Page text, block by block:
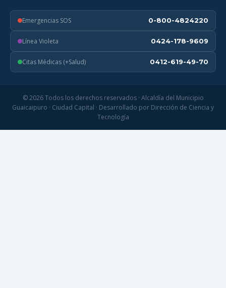
Emergencias SOS 0-800-4824220
Línea Violeta 0424-178-9609
Citas Médicas (+Salud) 0412-619-49-70
© 2026 Todos los derechos reservados · Alcaldía del Municipio
Guaicaipuro · Ciudad Capital · Desarrollado por Dirección de Ciencia y
Tecnología